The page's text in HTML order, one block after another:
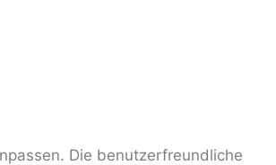
Die benutzerfreundliche